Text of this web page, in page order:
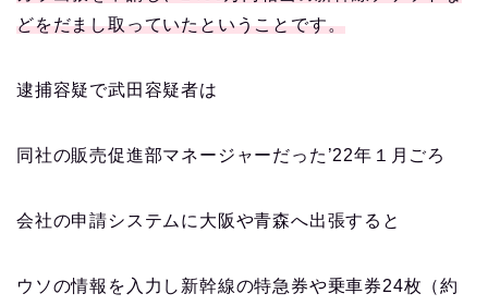
どをだまし取っていたということです。
逮捕容疑で武田容疑者は
同社の販売促進部マネージャーだった’22年１月ごろ
会社の申請システムに大阪や青森へ出張すると
ウソの情報を入力し新幹線の特急券や乗車券24枚（約